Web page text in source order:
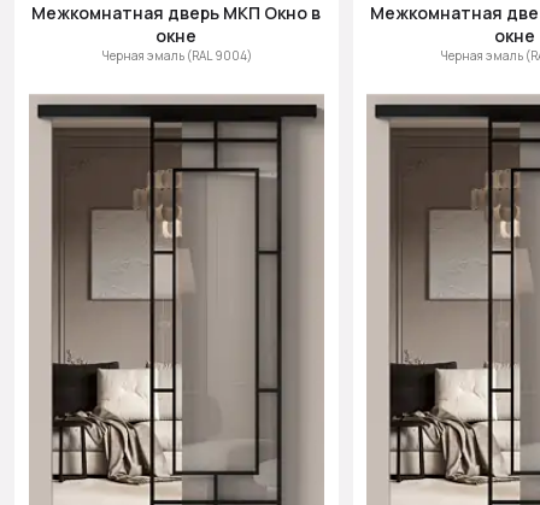
Межкомнатная дверь МКП Окно в
окне
Черная эмаль (RAL 9004)
Межкомнатная
окне
Черная эмаль